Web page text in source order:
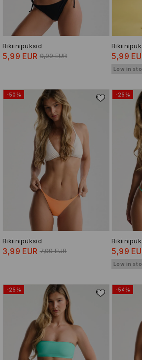
Bikiinipüksid
5,99 EUR 9,99 EUR 5,99
Low in
-50%
Bikiinipüksid
3,99 EUR 7,99 EUR
-25%
5,99
Low in
-25% -54%